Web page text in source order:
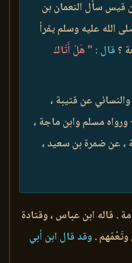
قيس سأل النعمان بن
الله عليه وسلم يقرأ
؟ قال : " هَلْ أَتَاكَ
عن قتيبة ،
ورواه مسلم وابن ماجة ،
عن ضمرة بن سعيد ،
. قاله ابن عباس ، وقتادة
وتَعُمّهم .وقد قال ابن أبي